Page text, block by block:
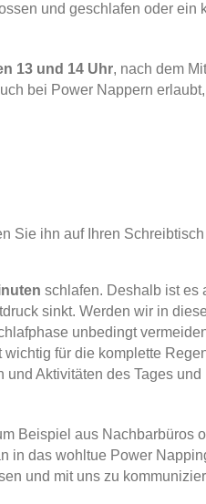
und geschlafen oder ein
13 und 14 Uhr, nach dem
bei Power Nappern
Sie ihn auf Ihren Schreibtisch
schlafen. Deshalb ist es
sinkt. Werden wir in
unbedingt
wichtig für die komplette
Aktivitäten des Tages und
Beispiel aus Nachbarbüros
in das wohltue Power
und mit uns zu